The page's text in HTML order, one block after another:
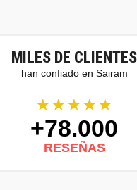
MILES DE CLIENTES
han confiado en Sairam
★★★★★
+78.000
RESEÑAS